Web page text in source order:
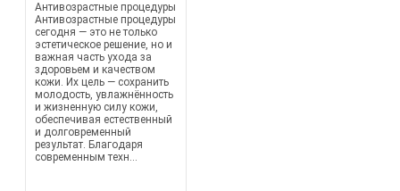
Антивозрастные процедуры
Антивозрастные процедуры
сегодня — это не только
эстетическое решение, но и
важная часть ухода за
здоровьем и качеством
кожи. Их цель — сохранить
молодость, увлажнённость
и жизненную силу кожи,
обеспечивая естественный
и долговременный
результат. Благодаря
современным техн...